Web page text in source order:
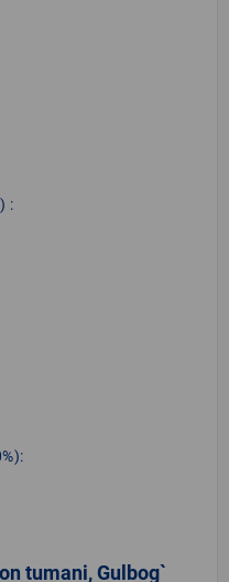
:
tumani, Gulbog`